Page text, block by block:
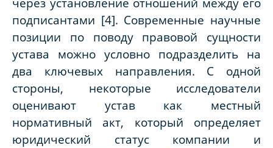
подписантами [4]. Современные научные
позиции по поводу правовой сущности
устава можно условно подразделить на
два ключевых направления. С одной
стороны, некоторые исследователи
оценивают устав как местный
нормативный акт, который определяет
юридический статус компании и